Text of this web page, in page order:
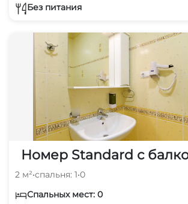
Без питания
Номер Standard с
2 м²•спальня: 1•0
Спальных мест: 0